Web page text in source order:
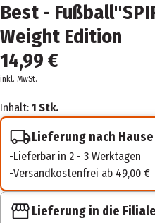
Best -
Weight Edition
14,99 €
inkl. MwSt.
Inhalt: 1 Stk.
Lieferung nach Hause
Lieferbar in 2 - 3 Werktagen
Versandkostenfrei ab 49,00 €
Lieferung in die Filiale